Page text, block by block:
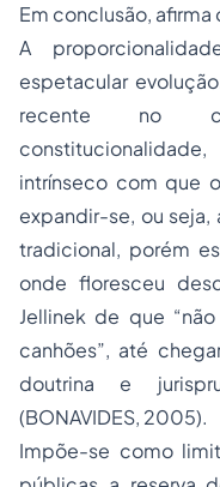
Em conclusão,
A
espetacular
recente no
intrínseco com que
expandir-se, ou seja,
tradicional, porém
onde floresceu
Jellinek de que
canhões”, até
doutrina e
(BONAVIDES, 2005).
Impõe-se como